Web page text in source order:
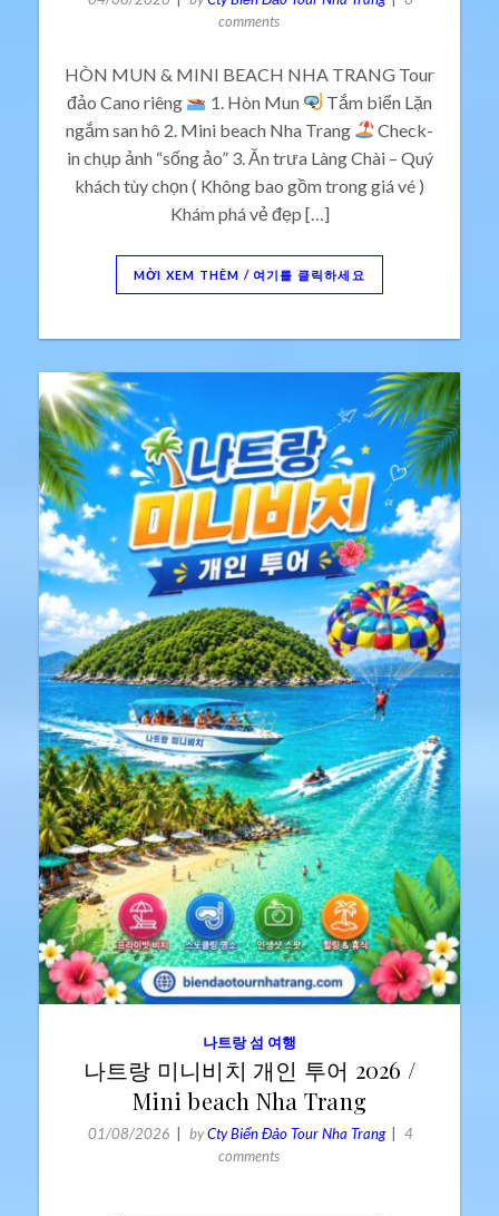
comments
HÒN MUN & MINI BEACH NHA TRANG Tour
đảo Cano riêng
1. Hòn Mun
Tắm biển Lặn
ngắm san hô 2. Mini beach Nha Trang
Check-
in chụp ảnh “sống ảo” 3. Ăn trưa Làng Chài – Quý
khách tùy chọn ( Không bao gồm trong giá vé )
Khám phá vẻ đẹp […]
MỜI XEM THÊM / 여기를 클릭하세요
나트랑 섬 여행
나트랑 미니비치 개인 투어 2026 /
Mini beach Nha Trang
01/08/2026 byCty Biển Đảo Tour Nha Trang
4
comments